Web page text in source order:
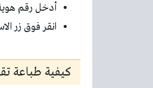
أدخل رقم هوية
انقر فوق زر
كيفية طباعة